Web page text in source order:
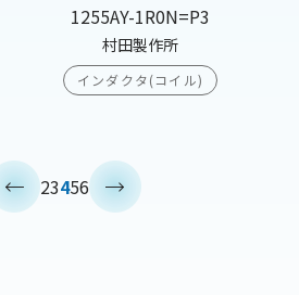
1255AY-1R0N=P3
村田製作所
インダクタ(コイル)
23456